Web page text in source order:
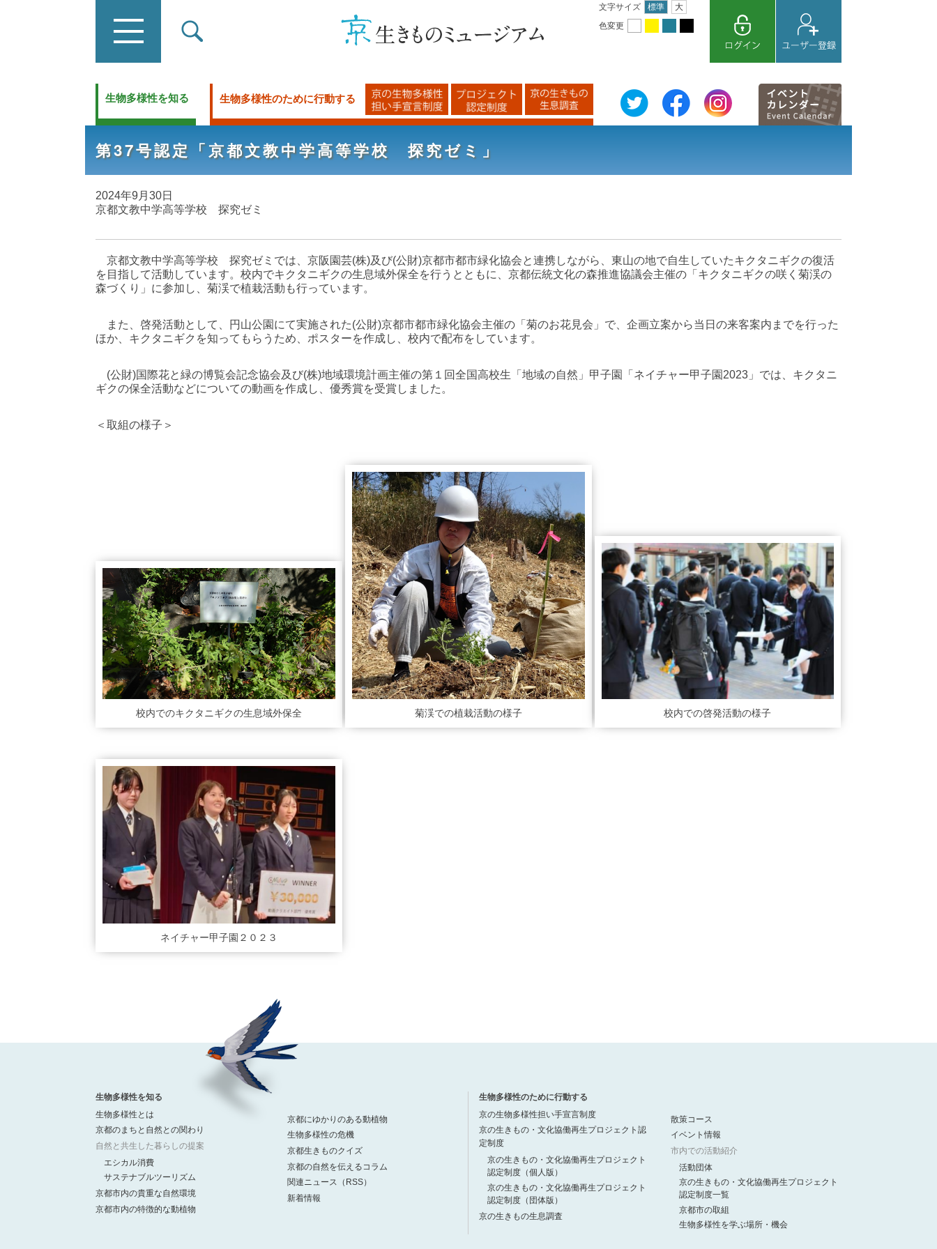
文字サイズ 標準 大
色変更
生物多様性を知る 生物多様性のために行動する
第37号認定「京都文教中学高等学校 探究ゼミ」
2024年9月30日
京都文教中学高等学校 探究ゼミ
京都文教中学高等学校 探究ゼミでは、京阪園芸(株)及び(公財)京都市都市緑化協会と連携しながら、東山の地で自生していたキクタニギクの復活
を目指して活動しています。校内でキクタニギクの生息域外保全を行うとともに、京都伝統文化の森推進協議会主催の「キクタニギクの咲く菊渓の
森づくり」に参加し、菊渓で植栽活動も行っています。
また、啓発活動として、円山公園にて実施された(公財)京都市都市緑化協会主催の「菊のお花見会」で、企画立案から当日の来客案内までを行った
ほか、キクタニギクを知ってもらうため、ポスターを作成し、校内で配布をしています。
(公財)国際花と緑の博覧会記念協会及び(株)地域環境計画主催の第１回全国高校生「地域の自然」甲子園「ネイチャー甲子園 2023 」では、キクタニ
ギクの保全活動などについての動画を作成し、優秀賞を受賞しました。
＜取組の様子＞
校内でのキクタニギクの生息域外保全 菊渓での植栽活動の様子 校内での啓発活動の様子
ネイチャー甲子園２０２３
生物多様性を知る
生物多様性とは
京都のまちと自然との関わり
自然と共生した暮らしの提案
エシカル消費
サステナブルツーリズム
京都市内の貴重な自然環境
京都市内の特徴的な動植物
京都にゆかりのある動植物
生物多様性の危機
京都生きものクイズ
京都の自然を伝えるコラム
関連ニュース（RSS）
新着情報
生物多様性のために行動する
京の生物多様性担い手宣言制度
京の生きもの・文化協働再生プロジェクト認
定制度
京の生きもの・文化協働再生プロジェクト
認定制度（個人版）
京の生きもの・文化協働再生プロジェクト
認定制度（団体版）
京の生きもの生息調査
散策コース
イベント情報
市内での活動紹介
活動団体
京の生きもの・文化協働再生プロジェクト
認定制度一覧
京都市の取組
生物多様性を学ぶ場所・機会